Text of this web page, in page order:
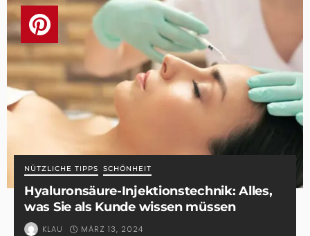
NÜTZLICHE TIPPS SCHÖNHEIT
Hyaluronsäure-Injektionstechnik: Alles,
was Sie als Kunde wissen müssen
KLAU MÄRZ 13, 2024